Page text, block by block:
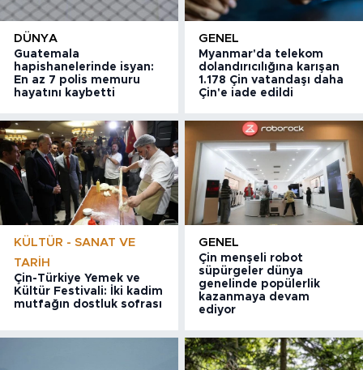
DÜNYA
Guatemala
hapishanelerinde isyan:
En az 7 polis memuru
hayatını kaybetti
GENEL
Myanmar'da telekom
dolandırıcılığına karışan
1.178 Çin vatandaşı daha
Çin'e iade edildi
KÜLTÜR - SANAT VE
TARIH
Çin-Türkiye Yemek ve
Kültür Festivali: İki kadim
mutfağın dostluk sofrası
GENEL
Çin menşeli robot
süpürgeler dünya
genelinde popülerlik
kazanmaya devam
ediyor